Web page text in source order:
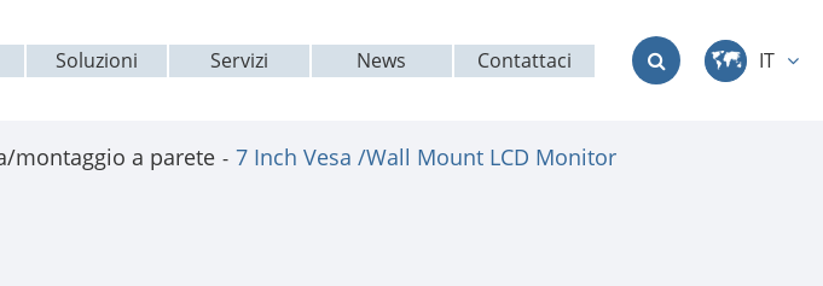
Soluzioni Servizi News Contattaci
IT
montaggio a parete 7 Inch Vesa /Wall Mount LCD Monitor